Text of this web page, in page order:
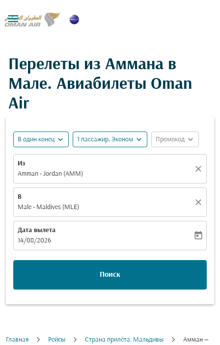

Перелеты из Аммана в
Мале. Авиабилеты Oman
Air
В один конец expand_more 1 пассажир, Эконом expand_more Промокод expand_more
Из
Amman - Jordan (AMM)
close
В
Male - Maldives (MLE)
close
Дата вылета
fc-booking-departure-date-aria-label
14/08/2026
today
Поиск
Главная Рейсы Cтрана прилёта: Мальдивы
Амман —